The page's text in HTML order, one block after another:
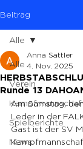
Beitrag
Alle
Verein
Spielberichte
News
Alle
Runde 13
Anna Sattler
4. Nov. 2025
Am Samstag,
Leder in der
Gast ist der SV